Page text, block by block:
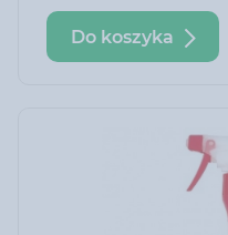
Do koszyka